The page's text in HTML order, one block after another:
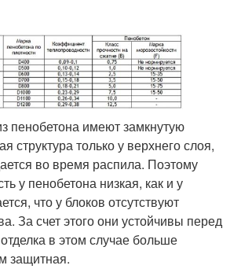
пенобетона имеют замкнутую
структура только у верхнего слоя,
во время распила. Поэтому
у пенобетона низкая, как и у
что у блоков отсутствуют
За счет этого они устойчивы перед
в этом случае больше
защитная.